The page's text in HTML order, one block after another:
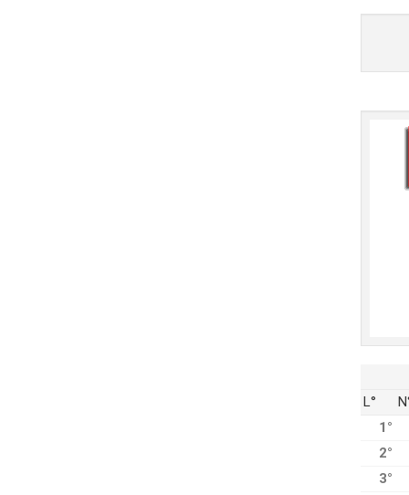
L°
1°
2°
3°